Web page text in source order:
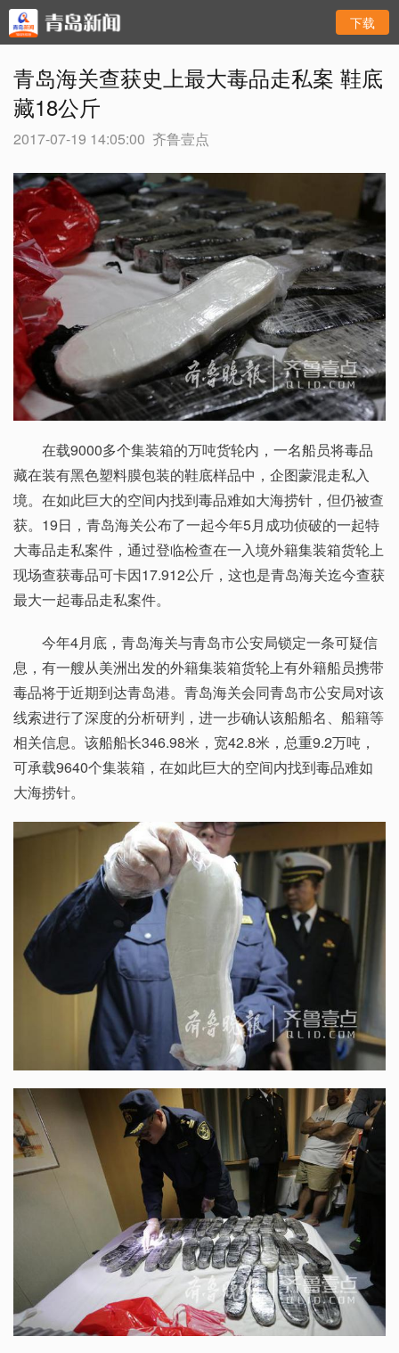
下载
青岛海关查获史上最大毒品走私案 鞋底
藏18公斤
2017-07-19 14:05:00 齐鲁壹点
在载9000多个集装箱的万吨货轮内，一名船员将毒品
藏在装有黑色塑料膜包装的鞋底样品中，企图蒙混走私入
境。在如此巨大的空间内找到毒品难如大海捞针，但仍被查
获。19日，青岛海关公布了一起今年5月成功侦破的一起特
大毒品走私案件，通过登临检查在一入境外籍集装箱货轮上
现场查获毒品可卡因17.912公斤，这也是青岛海关迄今查获
最大一起毒品走私案件。
今年4月底，青岛海关与青岛市公安局锁定一条可疑信
息，有一艘从美洲出发的外籍集装箱货轮上有外籍船员携带
毒品将于近期到达青岛港。青岛海关会同青岛市公安局对该
线索进行了深度的分析研判，进一步确认该船船名、船籍等
相关信息。该船船长346.98米，宽42.8米，总重9.2万吨，
可承载9640个集装箱，在如此巨大的空间内找到毒品难如
大海捞针。